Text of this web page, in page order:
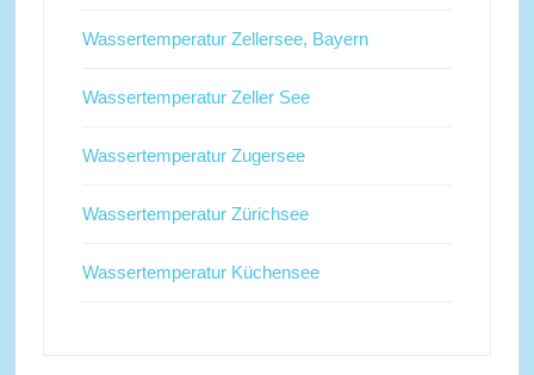
Wassertemperatur Zellersee, Bayern
Wassertemperatur Zeller See
Wassertemperatur Zugersee
Wassertemperatur Zürichsee
Wassertemperatur Küchensee